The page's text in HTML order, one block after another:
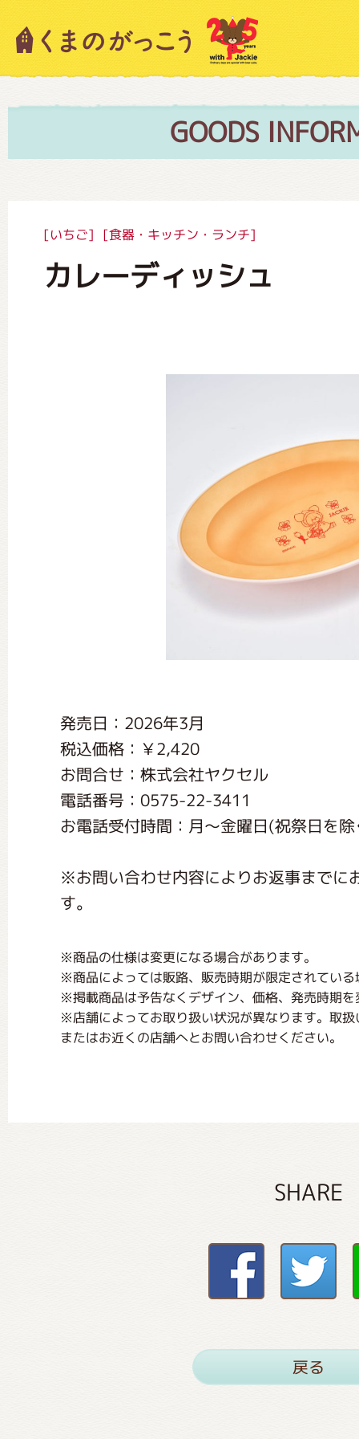
GOODS
[いちご] [食器・キッチン・ランチ]
カレーディッシュ
発売日：2026年3月
税込価格：￥2,420
お問合せ：株式会社ヤクセル
電話番号：0575-22-3411
お電話受付時間：月〜金曜日(祝祭日を
※お問い合わせ内容によりお返事までに
す。
※商品の仕様は変更になる場合があります。
※商品によっては販路、販売時期が限定されてい
※掲載商品は予告なくデザイン、価格、発売時期
※店舗によってお取り扱い状況が異なります。取
またはお近くの店舗へとお問い合わせください。
SHARE
戻る
キャラクター紹介
絵本・作家紹介
ミュージカル・コンサート
おたのしみコンテンツ(クイズ・
くまのがっこう しょくいんしつ
くまのがっこう 家庭科部